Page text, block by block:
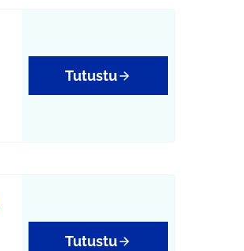
Tutustu
Tutustu